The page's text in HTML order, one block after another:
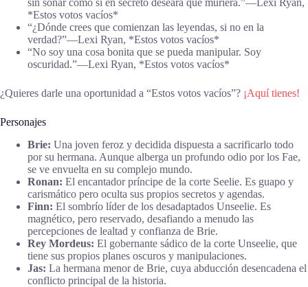
sin sonar como si en secreto deseara que muriera.”―Lexi Ryan,
*Estos votos vacíos*
“¿Dónde crees que comienzan las leyendas, si no en la
verdad?”―Lexi Ryan, *Estos votos vacíos*
“No soy una cosa bonita que se pueda manipular. Soy
oscuridad.”―Lexi Ryan, *Estos votos vacíos*
¿Quieres darle una oportunidad a “Estos votos vacíos”? ¡Aquí tienes!
Personajes
Brie: Una joven feroz y decidida dispuesta a sacrificarlo todo
por su hermana. Aunque alberga un profundo odio por los Fae,
se ve envuelta en su complejo mundo.
Ronan: El encantador príncipe de la corte Seelie. Es guapo y
carismático pero oculta sus propios secretos y agendas.
Finn: El sombrío líder de los desadaptados Unseelie. Es
magnético, pero reservado, desafiando a menudo las
percepciones de lealtad y confianza de Brie.
Rey Mordeus: El gobernante sádico de la corte Unseelie, que
tiene sus propios planes oscuros y manipulaciones.
Jas: La hermana menor de Brie, cuya abducción desencadena el
conflicto principal de la historia.